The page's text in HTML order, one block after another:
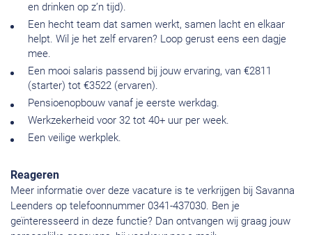
en drinken op z’n tijd).
Een hecht team dat samen werkt, samen lacht en elkaar
helpt. Wil je het zelf ervaren? Loop gerust eens een dagje
mee.
Een mooi salaris passend bij jouw ervaring, van €2811
(starter) tot €3522 (ervaren).
Pensioenopbouw vanaf je eerste werkdag.
Werkzekerheid voor 32 tot 40+ uur per week.
Een veilige werkplek.
Reageren
Meer informatie over deze vacature is te verkrijgen bij Savanna
Leenders op telefoonnummer 0341-437030. Ben je
geïnteresseerd in deze functie? Dan ontvangen wij graag jouw